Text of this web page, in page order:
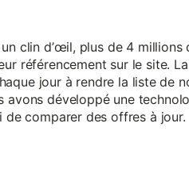
clin d’œil, plus de 4 millions
référencement sur le site.
jour à rendre la liste de
avons développé une
de comparer des offres à jour.